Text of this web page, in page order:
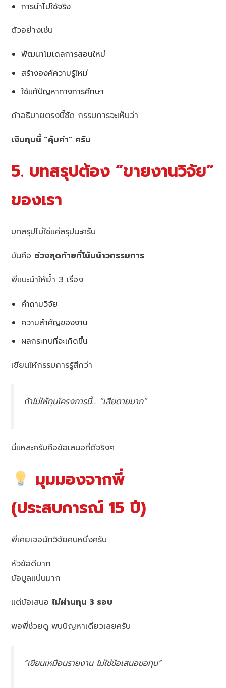
การนำไปใช้จริง
ตัวอย่างเช่น
พัฒนาโมเดลการสอนใหม่
สร้างองค์ความรู้ใหม่
ใช้แก้ปัญหาทางการศึกษา
ถ้าอธิบายตรงนี้ชัด กรรมการจะเห็นว่า
เงินทุนนี้ “คุ้มค่า” ครับ
5. บทสรุปต้อง “ขายงานวิจัย”
ของเรา
บทสรุปไม่ใช่แค่สรุปนะครับ
มันคือ ช่วงสุดท้ายที่โน้มน้าวกรรมการ
พี่แนะนำให้ย้ำ 3 เรื่อง
คำถามวิจัย
ความสำคัญของงาน
ผลกระทบที่จะเกิดขึ้น
เขียนให้กรรมการรู้สึกว่า
ถ้าไม่ให้ทุนโครงการนี้… “เสียดายมาก”
นี่แหละครับคือข้อเสนอที่ดีจริงๆ
มุมมองจากพี่
(ประสบการณ์ 15 ปี)
พี่เคยเจอนักวิจัยคนหนึ่งครับ
หัวข้อดีมาก
ข้อมูลแน่นมาก
แต่ข้อเสนอไม่ผ่านทุน 3 รอบ
พอพี่ช่วยดู พบปัญหาเดียวเลยครับ
“เขียนเหมือนรายงาน ไม่ใช่ข้อเสนอขอทุน”